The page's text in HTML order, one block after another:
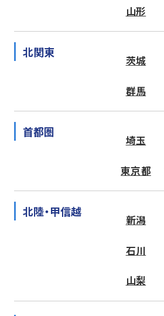
山形
北関東
茨城
群馬
首都圏
埼玉
東京都
北陸・甲信越
新潟
石川
山梨